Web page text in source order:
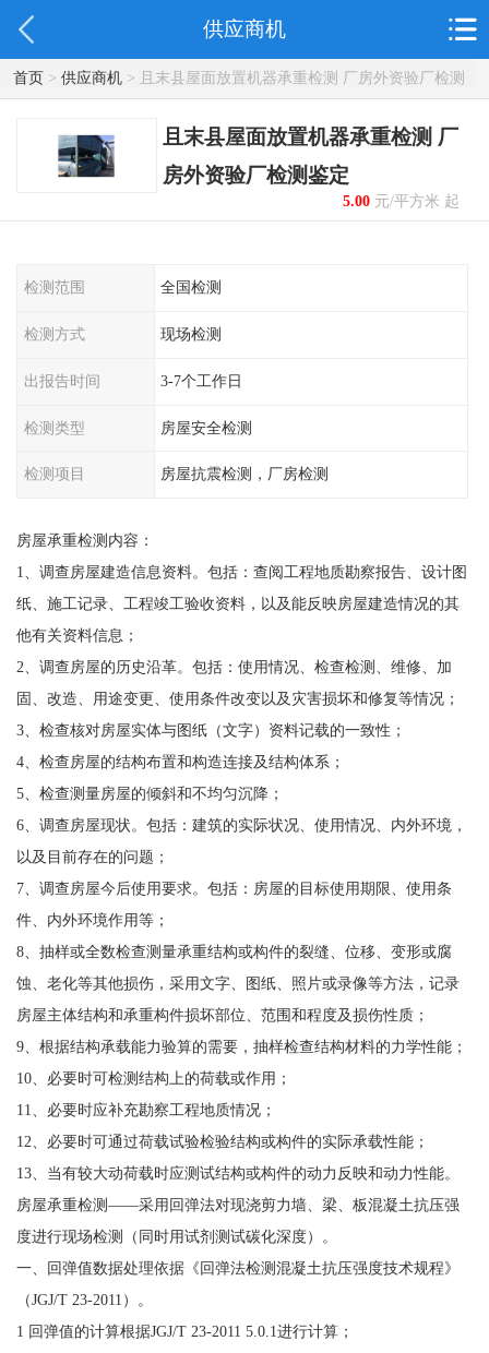
供应商机
首页> 供应商机> 且末县屋面放置机器承重检测 厂房外资验厂检测
鉴定
且末县屋面放置机器承重检测 厂
房外资验厂检测鉴定
5.00元/平方米 起
检测范围 全国检测
检测方式 现场检测
出报告时间 3-7个工作日
检测类型 房屋安全检测
检测项目 房屋抗震检测，厂房检测
房屋承重检测内容：
1、调查房屋建造信息资料。包括：查阅工程地质勘察报告、设计图
纸、施工记录、工程竣工验收资料，以及能反映房屋建造情况的其
他有关资料信息；
2、调查房屋的历史沿革。包括：使用情况、检查检测、维修、加
固、改造、用途变更、使用条件改变以及灾害损坏和修复等情况；
3、检查核对房屋实体与图纸（文字）资料记载的一致性；
4、检查房屋的结构布置和构造连接及结构体系；
5、检查测量房屋的倾斜和不均匀沉降；
6、调查房屋现状。包括：建筑的实际状况、使用情况、内外环境，
以及目前存在的问题；
7、调查房屋今后使用要求。包括：房屋的目标使用期限、使用条
件、内外环境作用等；
8、抽样或全数检查测量承重结构或构件的裂缝、位移、变形或腐
蚀、老化等其他损伤，采用文字、图纸、照片或录像等方法，记录
房屋主体结构和承重构件损坏部位、范围和程度及损伤性质；
9、根据结构承载能力验算的需要，抽样检查结构材料的力学性能；
10、必要时可检测结构上的荷载或作用；
11、必要时应补充勘察工程地质情况；
12、必要时可通过荷载试验检验结构或构件的实际承载性能；
13、当有较大动荷载时应测试结构或构件的动力反映和动力性能。
房屋承重检测——采用回弹法对现浇剪力墙、梁、板混凝土抗压强
度进行现场检测（同时用试剂测试碳化深度）。
一、回弹值数据处理依据《回弹法检测混凝土抗压强度技术规程》
（JGJ/T 23-2011）。
1 回弹值的计算根据JGJ/T 23-2011 5.0.1进行计算；